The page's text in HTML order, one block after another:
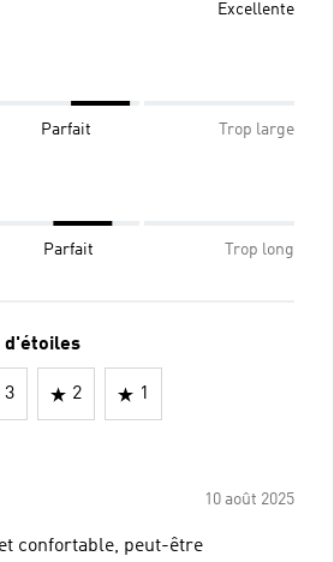
Excellente
Parfait Trop large
Parfait Trop long
d'étoiles
3 2 1
10 août 2025
confortable, peut-être